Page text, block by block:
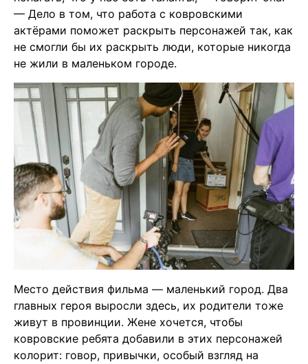
— Дело в том, что работа с ковровскими
актёрами поможет раскрыть персонажей так, как
не смогли бы их раскрыть люди, которые никогда
не жили в маленьком городе.
Место действия фильма — маленький город. Два
главных героя выросли здесь, их родители тоже
живут в провинции. Жене хочется, чтобы
ковровские ребята добавили в этих персонажей
колорит: говор, привычки, особый взгляд на